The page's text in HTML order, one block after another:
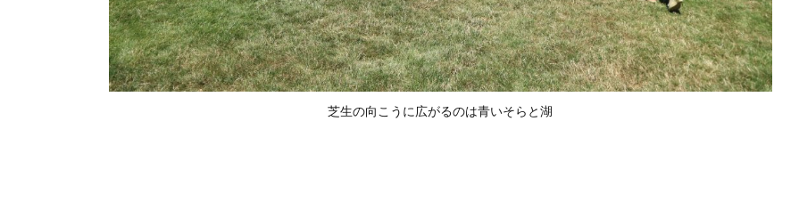
芝生の向こうに広がるのは青いそらと湖